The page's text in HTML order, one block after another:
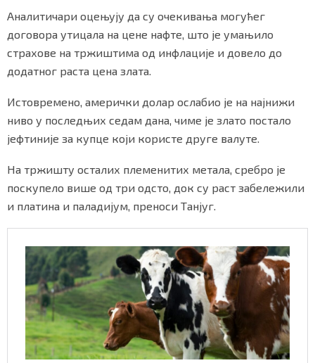
Аналитичари оцењују да су очекивања могућег
договора утицала на цене нафте, што је умањило
страхове на тржиштима од инфлације и довело до
додатног раста цена злата.
Истовремено, амерички долар ослабио је на најнижи
ниво у последњих седам дана, чиме је злато постало
јефтиније за купце који користе друге валуте.
На тржишту осталих племенитих метала, сребро је
поскупело више од три одсто, док су раст забележили
и платина и паладијум, преноси Танјуг.